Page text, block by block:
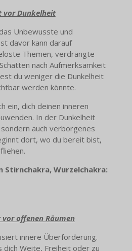
vor Dunkelheit
Unbewusste und
davor kann darauf
Themen, verdrängte
nach Aufmerksamkeit
du weniger die Dunkelheit
werden könnte.
ein, dich deinen inneren
In der Dunkelheit
auch verborgenes
dort, wo du bereit bist,
Stirnchakra, Wurzelchakra:
vor offenen Räumen
innere Überforderung.
dich Weite, Freiheit oder zu